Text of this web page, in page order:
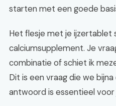
starten met een goede
Het flesje met je ijzertablet
calciumsupplement. Je
combinatie of schiet ik
Dit is een vraag die we
antwoord is essentieel